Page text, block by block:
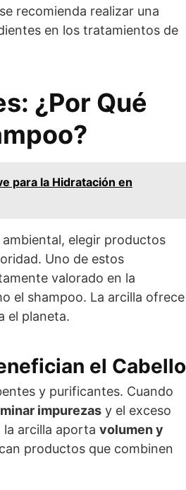
recomienda realizar una
en los tratamientos de
¿Por Qué
para la Hidratación en
elegir productos
Uno de estos
valorado en la
el shampoo. La arcilla ofrece
el planeta.
el Cabello
y purificantes. Cuando
impurezas y el exceso
la arcilla aporta volumen y
productos que combinen